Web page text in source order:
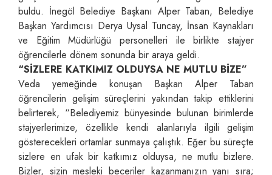
buldu. İnegöl Belediye Başkanı Alper Taban, Belediye
Başkan Yardımcısı Derya Uysal Tuncay, İnsan Kaynakları
ve Eğitim Müdürlüğü personelleri ile birlikte stajyer
öğrencilerle dönem sonunda bir araya geldi.
“SİZLERE KATKIMIZ OLDUYSA NE MUTLU BİZE”
Veda yemeğinde konuşan Başkan Alper Taban
öğrencilerin gelişim süreçlerini yakından takip ettiklerini
belirterek, “Belediyemiz bünyesinde bulunan birimlerde
stajyerlerimize, özellikle kendi alanlarıyla ilgili gelişim
gösterecekleri ortamlar sunmaya çalıştık. Eğer bu süreçte
sizlere en ufak bir katkımız olduysa, ne mutlu bizlere.
Bizler, sizin mesleki beceriler kazanmanızın yanı sıra;